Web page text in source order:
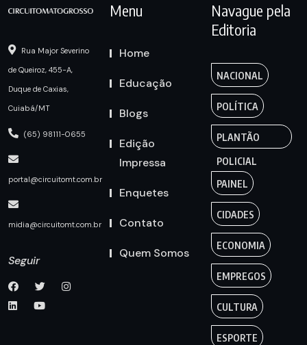
Rua Major Severino
de Queiroz, 455-A,
Duque de Caxias,
Cuiabá/MT
(65) 98111-0655
portal@circuitomt.com.br
midia@circuitomt.com.br
Seguir
Menu
Home
Educação
Blogs
Edição
Impressa
Enquetes
Contato
Quem Somos
Navague pela
Editoria
NACIONAL
POLÍTICA
PLANTÃO
POLICIAL
PAINEL
CIDADES
ECONOMIA
EMPREGOS
CULTURA
ESPORTE